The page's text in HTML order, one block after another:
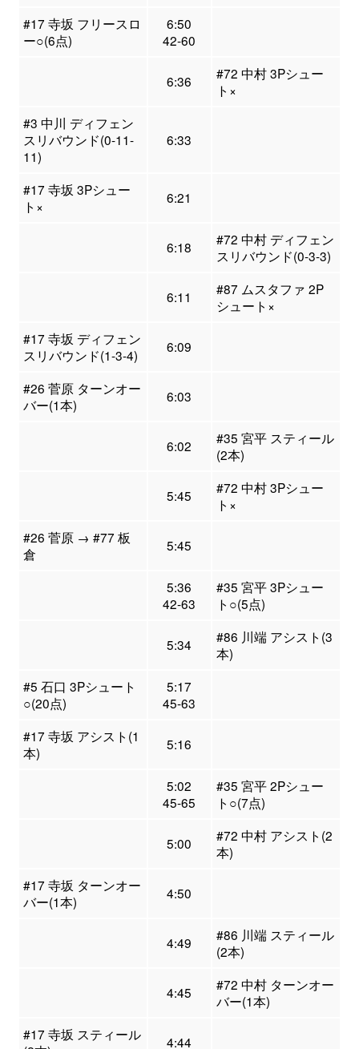
#17 寺坂 フリースロ
ー○(6点)
6:50
42-60
6:36
#72 中村 3Pシュー
ト×
#3 中川 ディフェン
スリバウンド(0-11-
11)
6:33
#17 寺坂 3Pシュー
ト×
6:21
6:18
#72 中村 ディフェン
スリバウンド(0-3-3)
6:11
#87 ムスタファ 2P
シュート×
#17 寺坂 ディフェン
スリバウンド(1-3-4)
6:09
#26 菅原 ターンオー
バー(1本)
6:03
6:02
#35 宮平 スティール
(2本)
5:45
#72 中村 3Pシュー
ト×
#26 菅原 → #77 板
倉
5:45
5:36
42-63
#35 宮平 3Pシュー
ト○(5点)
5:34
#86 川端 アシスト(3
本)
#5 石口 3Pシュート
○(20点)
5:17
45-63
#17 寺坂 アシスト(1
本)
5:16
5:02
45-65
#35 宮平 2Pシュー
ト○(7点)
5:00
#72 中村 アシスト(2
本)
#17 寺坂 ターンオー
バー(1本)
4:50
4:49
#86 川端 スティール
(2本)
4:45
#72 中村 ターンオー
バー(1本)
#17 寺坂 スティール
4:44